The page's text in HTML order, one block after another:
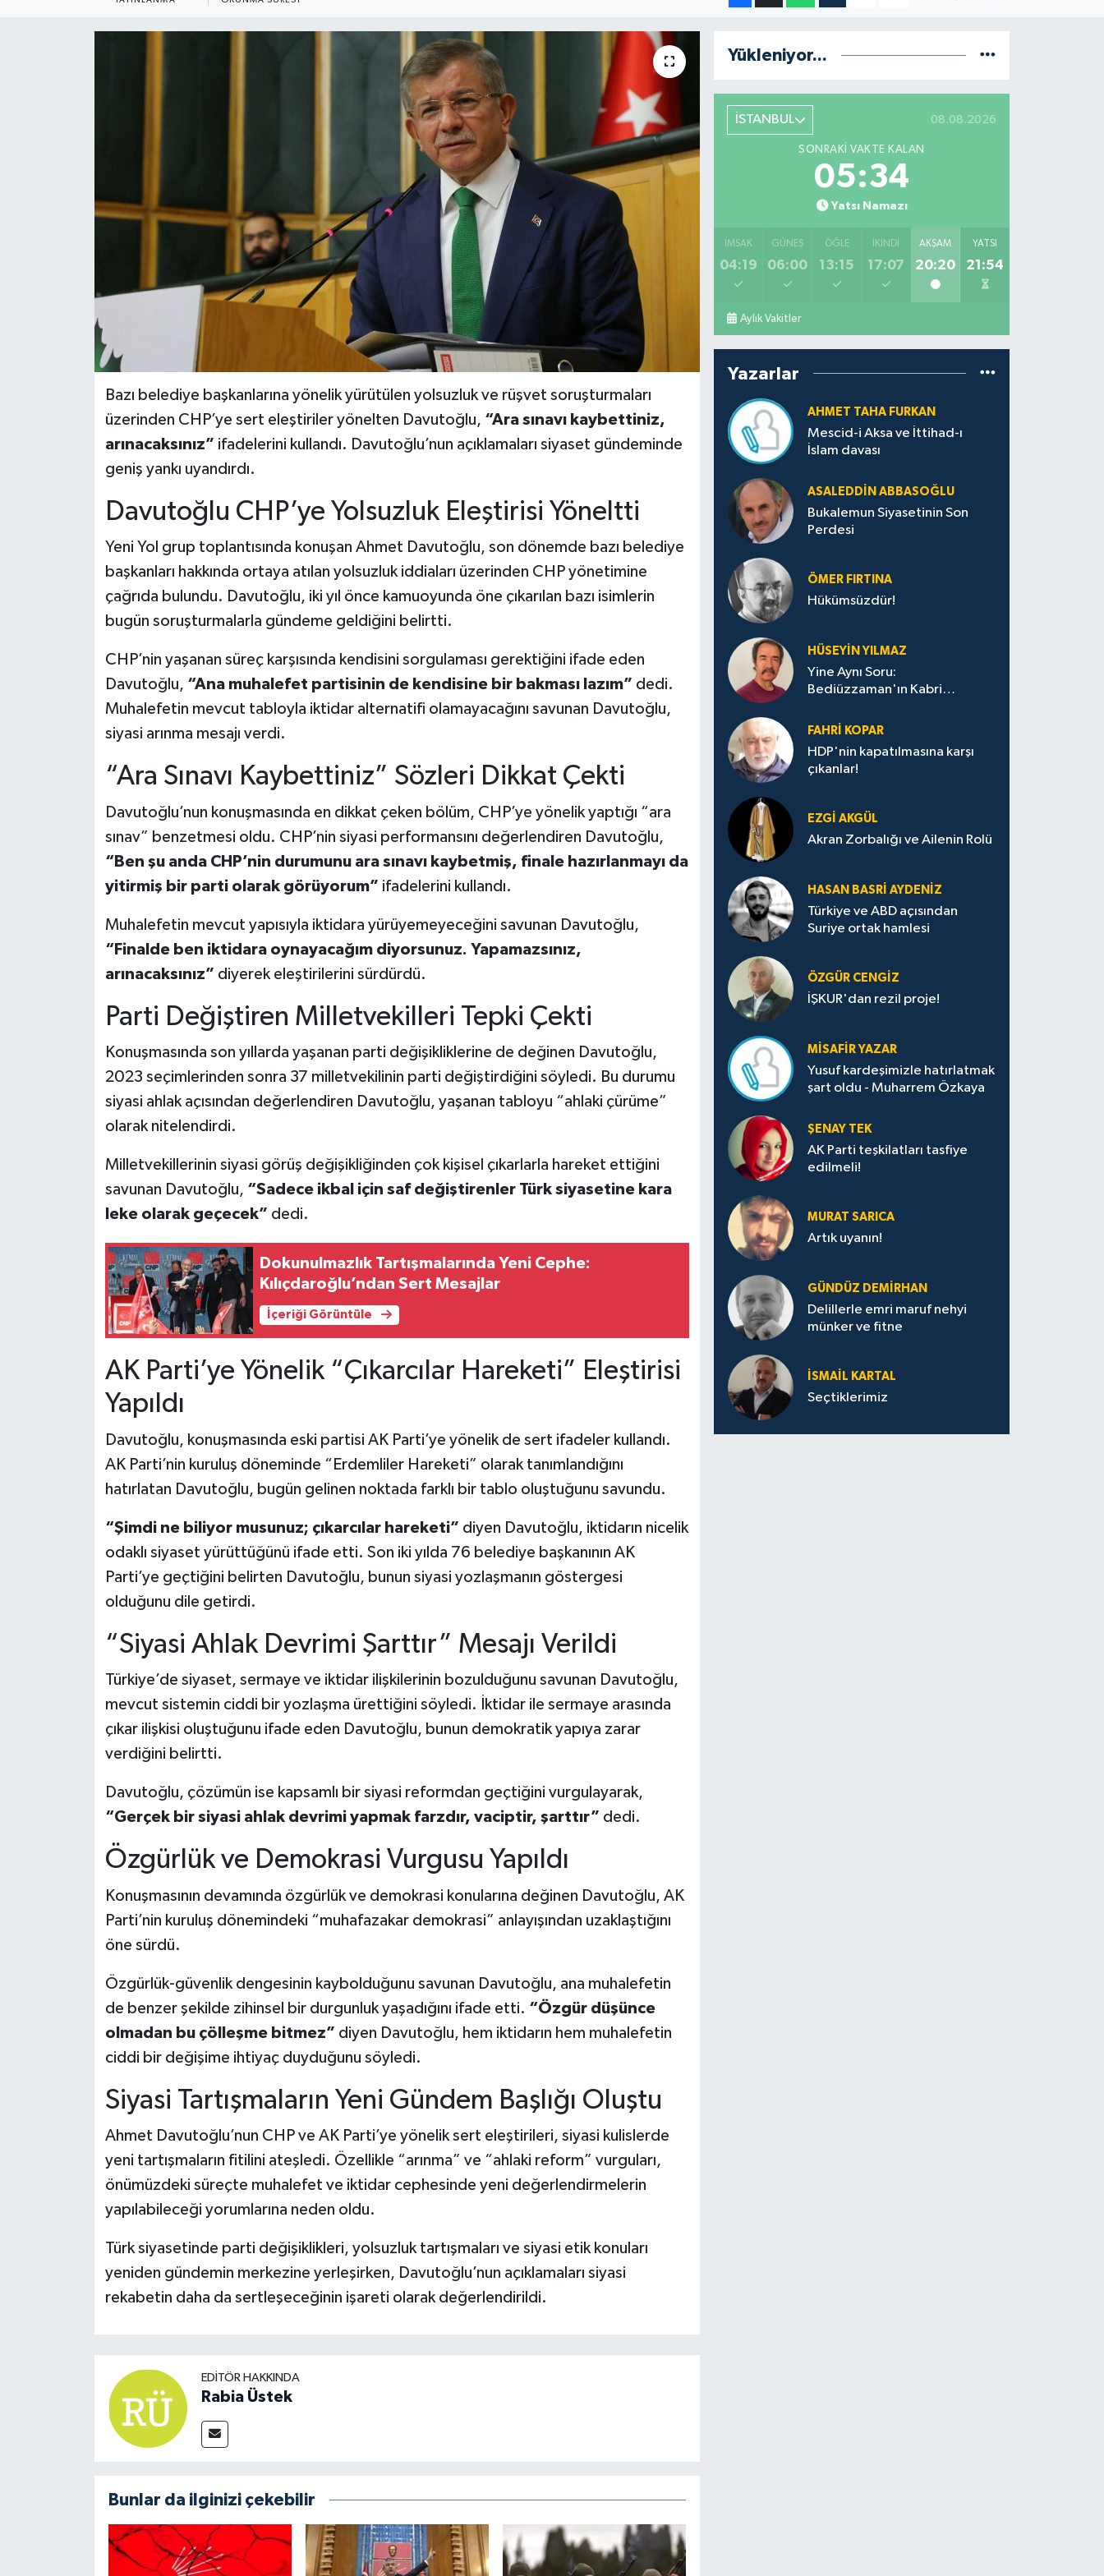
Bazı belediye başkanlarına yönelik yürütülen yolsuzluk ve rüşvet soruşturmaları
üzerinden CHP’ye sert eleştiriler yönelten Davutoğlu, “Ara sınavı kaybettiniz,
arınacaksınız” ifadelerini kullandı. Davutoğlu’nun açıklamaları siyaset gündeminde
geniş yankı uyandırdı.
Davutoğlu CHP’ye Yolsuzluk Eleştirisi Yöneltti
Yeni Yol grup toplantısında konuşan Ahmet Davutoğlu, son dönemde bazı belediye
başkanları hakkında ortaya atılan yolsuzluk iddiaları üzerinden CHP yönetimine
çağrıda bulundu. Davutoğlu, iki yıl önce kamuoyunda öne çıkarılan bazı isimlerin
bugün soruşturmalarla gündeme geldiğini belirtti.
CHP’nin yaşanan süreç karşısında kendisini sorgulaması gerektiğini ifade eden
Davutoğlu, “Ana muhalefet partisinin de kendisine bir bakması lazım” dedi.
Muhalefetin mevcut tabloyla iktidar alternatifi olamayacağını savunan Davutoğlu,
siyasi arınma mesajı verdi.
“Ara Sınavı Kaybettiniz” Sözleri Dikkat Çekti
Davutoğlu’nun konuşmasında en dikkat çeken bölüm, CHP’ye yönelik yaptığı “ara
sınav” benzetmesi oldu. CHP’nin siyasi performansını değerlendiren Davutoğlu,
“Ben şu anda CHP’nin durumunu ara sınavı kaybetmiş, finale hazırlanmayı da
yitirmiş bir parti olarak görüyorum” ifadelerini kullandı.
Muhalefetin mevcut yapısıyla iktidara yürüyemeyeceğini savunan Davutoğlu,
“Finalde ben iktidara oynayacağım diyorsunuz. Yapamazsınız,
arınacaksınız” diyerek eleştirilerini sürdürdü.
Parti Değiştiren Milletvekilleri Tepki Çekti
Konuşmasında son yıllarda yaşanan parti değişikliklerine de değinen Davutoğlu,
2023 seçimlerinden sonra 37 milletvekilinin parti değiştirdiğini söyledi. Bu durumu
siyasi ahlak açısından değerlendiren Davutoğlu, yaşanan tabloyu “ahlaki çürüme”
olarak nitelendirdi.
Milletvekillerinin siyasi görüş değişikliğinden çok kişisel çıkarlarla hareket ettiğini
savunan Davutoğlu, “Sadece ikbal için saf değiştirenler Türk siyasetine kara
leke olarak geçecek” dedi.
Dokunulmazlık Tartışmalarında Yeni Cephe:
Kılıçdaroğlu’ndan Sert Mesajlar
İçeriği Görüntüle
AK Parti’ye Yönelik “Çıkarcılar Hareketi” Eleştirisi
Yapıldı
Davutoğlu, konuşmasında eski partisi AK Parti’ye yönelik de sert ifadeler kullandı.
AK Parti’nin kuruluş döneminde “Erdemliler Hareketi” olarak tanımlandığını
hatırlatan Davutoğlu, bugün gelinen noktada farklı bir tablo oluştuğunu savundu.
“Şimdi ne biliyor musunuz; çıkarcılar hareketi” diyen Davutoğlu, iktidarın nicelik
odaklı siyaset yürüttüğünü ifade etti. Son iki yılda 76 belediye başkanının AK
Parti’ye geçtiğini belirten Davutoğlu, bunun siyasi yozlaşmanın göstergesi
olduğunu dile getirdi.
“Siyasi Ahlak Devrimi Şarttır” Mesajı Verildi
Türkiye’de siyaset, sermaye ve iktidar ilişkilerinin bozulduğunu savunan Davutoğlu,
mevcut sistemin ciddi bir yozlaşma ürettiğini söyledi. İktidar ile sermaye arasında
çıkar ilişkisi oluştuğunu ifade eden Davutoğlu, bunun demokratik yapıya zarar
verdiğini belirtti.
Davutoğlu, çözümün ise kapsamlı bir siyasi reformdan geçtiğini vurgulayarak,
“Gerçek bir siyasi ahlak devrimi yapmak farzdır, vaciptir, şarttır” dedi.
Özgürlük ve Demokrasi Vurgusu Yapıldı
Konuşmasının devamında özgürlük ve demokrasi konularına değinen Davutoğlu, AK
Parti’nin kuruluş dönemindeki “muhafazakar demokrasi” anlayışından uzaklaştığını
öne sürdü.
Özgürlük-güvenlik dengesinin kaybolduğunu savunan Davutoğlu, ana muhalefetin
de benzer şekilde zihinsel bir durgunluk yaşadığını ifade etti. “Özgür düşünce
olmadan bu çölleşme bitmez” diyen Davutoğlu, hem iktidarın hem muhalefetin
ciddi bir değişime ihtiyaç duyduğunu söyledi.
Siyasi Tartışmaların Yeni Gündem Başlığı Oluştu
Ahmet Davutoğlu’nun CHP ve AK Parti’ye yönelik sert eleştirileri, siyasi kulislerde
yeni tartışmaların fitilini ateşledi. Özellikle “arınma” ve “ahlaki reform” vurguları,
önümüzdeki süreçte muhalefet ve iktidar cephesinde yeni değerlendirmelerin
yapılabileceği yorumlarına neden oldu.
Türk siyasetinde parti değişiklikleri, yolsuzluk tartışmaları ve siyasi etik konuları
yeniden gündemin merkezine yerleşirken, Davutoğlu’nun açıklamaları siyasi
rekabetin daha da sertleşeceğinin işareti olarak değerlendirildi.
EDITÖR HAKKINDA
Rabia Üstek
Bunlar da ilginizi çekebilir
Yükleniyor...
İSTANBUL 08.08.2026
SONRAKI VAKTE KALAN
05:33
Yatsı Namazı
İMSAK
04:19
GÜNEŞ
06:00
ÖĞLE
13:15
İKINDI
17:07
AKŞAM
20:20
YATSI
21:54
Aylık Vakitler
Yazarlar
AHMET TAHA FURKAN
Mescid-i Aksa ve İttihad-ı
İslam davası
ASALEDDIN ABBASOĞLU
Bukalemun Siyasetinin Son
Perdesi
ÖMER FIRTINA
Hükümsüzdür!
HÜSEYIN YILMAZ
Yine Aynı Soru:
Bediüzzaman'ın Kabri
FAHRI KOPAR
HDP'nin kapatılmasına karşı
çıkanlar!
EZGI AKGÜL
Akran Zorbalığı ve Ailenin Rolü
HASAN BASRI AYDENIZ
Türkiye ve ABD açısından
Suriye ortak hamlesi
ÖZGÜR CENGIZ
İŞKUR'dan rezil proje!
MISAFIR YAZAR
Yusuf kardeşimizle hatırlatmak
şart oldu - Muharrem Özkaya
ŞENAY TEK
AK Parti teşkilatları tasfiye
edilmeli!
MURAT SARICA
Artık uyanın!
GÜNDÜZ DEMIRHAN
Delillerle emri maruf nehyi
münker ve fitne
İSMAIL KARTAL
Seçtiklerimiz